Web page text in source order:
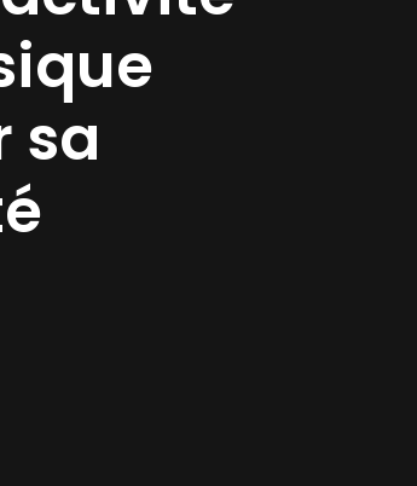
sa